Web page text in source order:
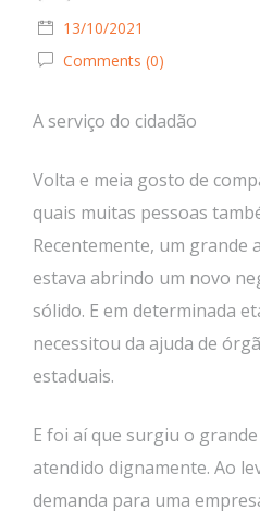
13/10/2021
Comments (0)
A serviço do cidadão
Volta e meia gosto de
quais muitas pessoas
Recentemente, um grande
estava abrindo um novo
sólido. E em determinada
necessitou da ajuda de
estaduais.
E foi aí que surgiu o
atendido dignamente. Ao
demanda para uma